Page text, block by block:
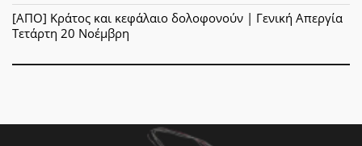
[ΑΠΟ] Κράτος και κεφάλαιο δολοφονούν | Γενική Απεργία
Τετάρτη 20 Νοέμβρη